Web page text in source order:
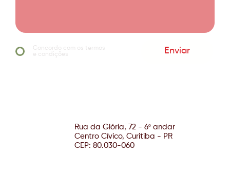
Enviar
Concordo com os termos
e condições
Rua da Glória, 72 - 6º andar
Centro Cívico, Curitiba - PR
CEP: 80.030-060